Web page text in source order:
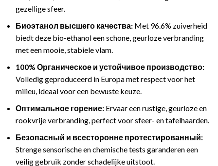
gezellige sfeer.
Биоэтанол высшего качества: Met 96.6% zuiverheid
biedt deze bio-ethanol een schone, geurloze verbranding
met een mooie, stabiele vlam.
100% Органическое и устойчивое производство:
Volledig geproduceerd in Europa met respect voor het
milieu, ideaal voor een bewuste keuze.
Оптимальное горение: Ervaar een rustige, geurloze en
rookvrije verbranding, perfect voor sfeer- en tafelhaarden.
Безопасный и всесторонне протестированный:
Strenge sensorische en chemische tests garanderen een
veilig gebruik zonder schadelijke uitstoot.